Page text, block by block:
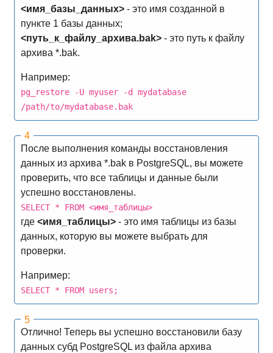
<имя_базы_данных>- это имя созданной в
пункте 1 базы данных;
<путь_к_файлу_архива.bak>- это путь к файлу
архива *.bak.
Например:
pg_restore -U myuser -d mydatabase
/path/to/mydatabase.bak
После выполнения команды восстановления
данных из архива *.bak в PostgreSQL, вы можете
проверить, что все таблицы и данные были
успешно восстановлены.
SELECT * FROM <имя_таблицы>
где <имя_таблицы>- это имя таблицы из базы
данных, которую вы можете выбрать для
проверки.
Например:
SELECT * FROM users;
Отлично! Теперь вы успешно восстановили базу
данных субд PostgreSQL из файла архива